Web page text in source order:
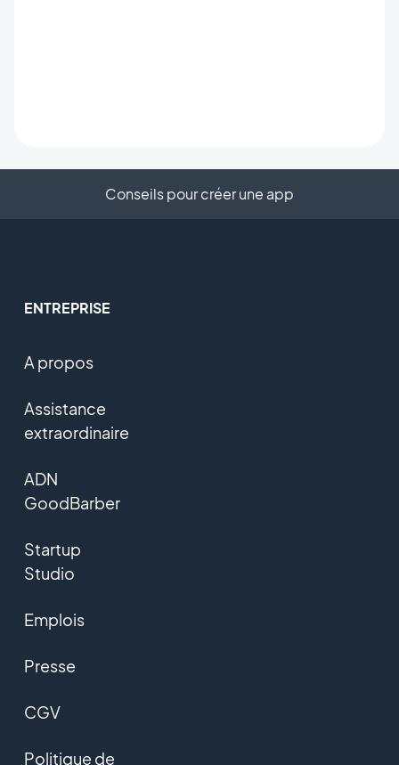
Conseils pour créer une app
ENTREPRISE
A propos
Assistance
extraordinaire
ADN
GoodBarber
Startup
Studio
Emplois
Presse
CGV
Politique de